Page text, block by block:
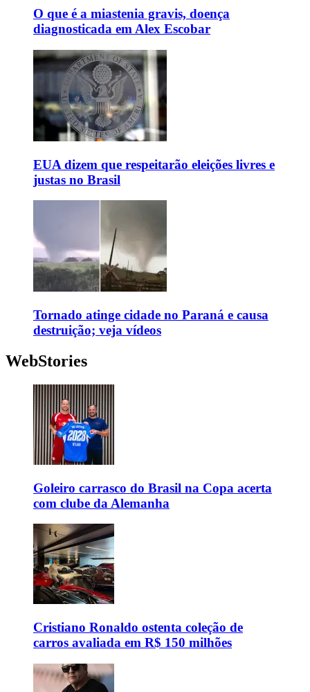
O que é a miastenia gravis, doença
diagnosticada em Alex Escobar
EUA dizem que respeitarão eleições livres e
justas no Brasil
Tornado atinge cidade no Paraná e causa
destruição; veja vídeos
WebStories
Goleiro carrasco do Brasil na Copa acerta
com clube da Alemanha
Cristiano Ronaldo ostenta coleção de
carros avaliada em R$ 150 milhões